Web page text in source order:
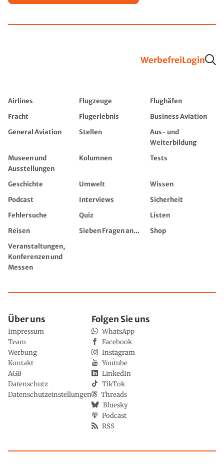
WerbefreiLogin
Airlines Flugzeuge
Flughäfen
Fracht
Flugerlebnis
Business Aviation
General Aviation
Stellen
Aus- und
Weiterbildung
Museen und
Ausstellungen
Kolumnen Tests
Geschichte Umwelt
Wissen
Podcast
Interviews
Sicherheit
Fehlersuche
Quiz
Listen
Reisen
Sieben Fragen an...
Shop
Veranstaltungen,
Konferenzen und
Messen
Über uns
Impressum
Team
Werbung
Kontakt
AGB
Datenschutz
Datenschutzeinstellungen
Folgen Sie uns
WhatsApp
Facebook
Instagram
Youtube
LinkedIn
TikTok
Threads
Bluesky
Podcast
RSS